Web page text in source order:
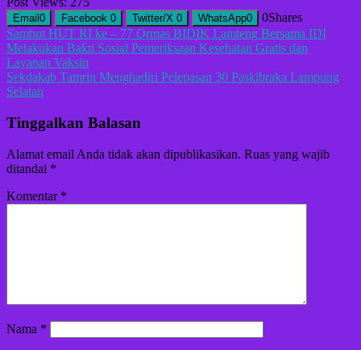
Email 0 Facebook 0 Twitter/X 0 WhatsApp0 0Shares
Navigasi
pos
Sambut HUT RI ke – 77 Ormas BIDIK Lamteng Bersama IDI
Melakukan Bakti Sosial Pemeriksaan Kesehatan Gratis dan
Layanan Vaksin
Sekdakab Tamrin Menghadiri Pelepasan 30 Paskibraka Lampung
Selatan
Tinggalkan Balasan
Alamat email Anda tidak akan dipublikasikan. Ruas yang wajib
ditandai *
Komentar *
Nama *